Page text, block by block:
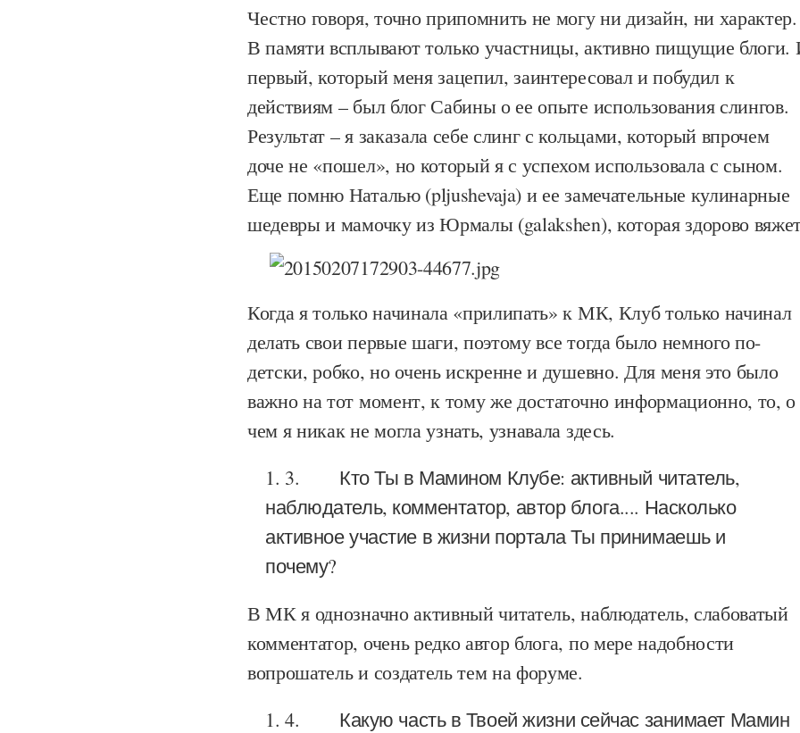
Честно говоря, точно припомнить не могу ни дизайн, ни характер.
В памяти всплывают только участницы, активно пищущие блоги.
первый, который меня зацепил, заинтересовал и побудил к
действиям – был блог Сабины о ее опыте использования слингов.
Результат – я заказала себе слинг с кольцами, который впрочем
доче не «пошел», но который я с успехом использовала с сыном.
Еще помню Наталью (pljushevaja) и ее замечательные кулинарные
шедевры и мамочку из Юрмалы (galakshen), которая здорово
Когда я только начинала «прилипать» к МК, Клуб только начинал
делать свои первые шаги, поэтому все тогда было немного по-
детски, робко, но очень искренне и душевно. Для меня это было
важно на тот момент, к тому же достаточно информационно, то, о
чем я никак не могла узнать, узнавала здесь.
3. Кто Ты в Мамином Клубе: активный читатель,
наблюдатель, комментатор, автор блога.... Насколько
активное участие в жизни портала Ты принимаешь и
почему?
В МК я однозначно активный читатель, наблюдатель, слабоватый
комментатор, очень редко автор блога, по мере надобности
вопрошатель и создатель тем на форуме.
4. Какую часть в Твоей жизни сейчас занимает Мамин